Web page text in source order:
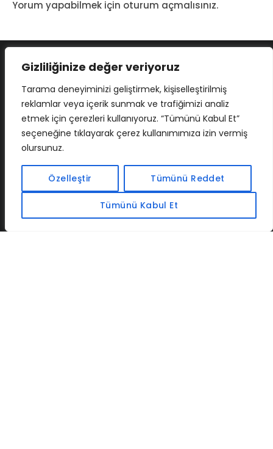
Gizliliğinize değer veriyoruz
Tarama deneyiminizi geliştirmek, kişiselleştirilmiş
reklamlar veya içerik sunmak ve trafiğimizi analiz
etmek için çerezleri kullanıyoruz. “Tümünü Kabul Et”
seçeneğine tıklayarak çerez kullanımımıza izin vermiş
olursunuz.
Özelleştir Tümünü Reddet
Tümünü Kabul Et
Yorum yapabilmek için oturum açmalısınız.
İLETIŞIM BAF CADSOFTUSA MAXIMUMPCGUIDES